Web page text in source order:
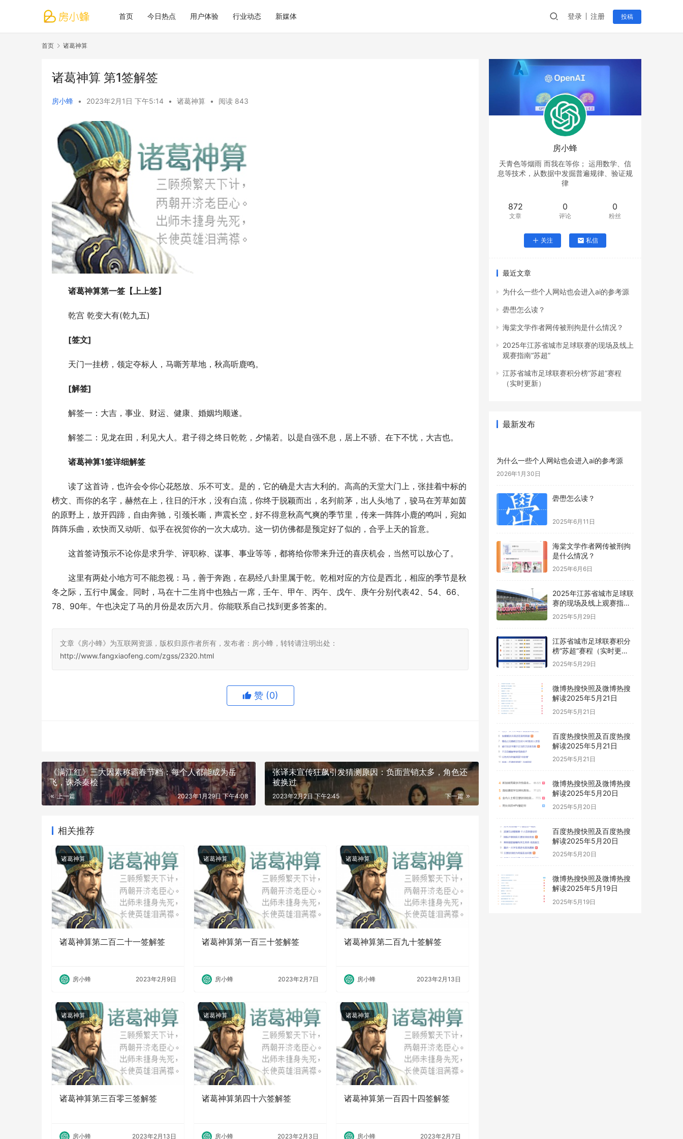
首页 今日热点 用户体验 行业动态 新媒体 登录 注册 投稿
首页 诸葛神算
诸葛神算 第1签解签
房小蜂 • 2023年2月1日 下午5:14 • 诸葛神算 • 阅读 843
诸葛神算第一签【上上签】
乾宫 乾变大有(乾九五)
[签文]
天门一挂榜，领定夺标人，马嘶芳草地，秋高听鹿鸣。
[解签]
解签一：大吉，事业、财运、健康、婚姻均顺遂。
解签二：见龙在田，利见大人。君子得之终日乾乾，夕愓若。以是自强不息，居上不骄、在下不忧，大吉也。
诸葛神算1签详细解签
读了这首诗，也许会令你心花怒放、乐不可支。是的，它的确是大吉大利的。高高的天堂大门上，张挂着中标的
榜文、而你的名字，赫然在上，往日的汗水，没有白流，你终于脱颖而出，名列前茅，出人头地了，骏马在芳草如茵
的原野上，放开四蹄，自由奔驰，引颈长嘶，声震长空，好不得意秋高气爽的季节里，传来一阵阵小鹿的鸣叫，宛如
阵阵乐曲，欢快而又动听、似乎在祝贺你的一次大成功。这一切仿佛都是预定好了似的，合乎上天的旨意。
这首签诗预示不论你是求升学、评职称、谋事、事业等等，都将给你带来升迁的喜庆机会，当然可以放心了。
这里有两处小地方可不能忽视：马，善于奔跑，在易经八卦里属于乾。乾相对应的方位是西北，相应的季节是秋
冬之际，五行中属金。同时，马在十二生肖中也独占一席，壬午、甲午、丙午、戊午、庚午分别代表42、54、66、
78、90年。午也决定了马的月份是农历六月。你能联系自己找到更多答案的。
文章《房小蜂》为互联网资源，版权归原作者所有，发布者：房小蜂，转转请注明出处：
http://www.fangxiaofeng.com/zgss/2320.html
赞 (0)
《满江红》三大因素称霸春节档：每个人都能成为岳
飞，诛杀秦桧
上一篇 2023年1月29日 下午4:08
张译未宣传狂飙引发猜测原因：负面营销太多，角色还
被换过
下一篇
2023年2月2日 下午2:45
相关推荐
诸葛神算
诸葛神算第二百二十一签解签
房小蜂 2023年2月9日
诸葛神算
诸葛神算第一百三十签解签
房小蜂 2023年2月7日
诸葛神算
诸葛神算第二百九十签解签
房小蜂 2023年2月13日
诸葛神算
诸葛神算第三百零三签解签
房小蜂 2023年2月13日
诸葛神算
诸葛神算第四十六签解签
房小蜂 2023年2月3日
诸葛神算
诸葛神算第一百四十四签解签
房小蜂 2023年2月7日
房小蜂
天青色等烟雨 而我在等你； 运用数学、信
息等技术，从数据中发掘普遍规律、验证规
律
872
文章
0
评论
0
粉丝
关注 私信
最近文章
为什么一些个人网站也会进入ai的参考源
礐嶨怎么读？
海棠文学作者网传被刑拘是什么情况？
2025年江苏省城市足球联赛的现场及线上
观赛指南“苏超”
江苏省城市足球联赛积分榜“苏超”赛程
（实时更新）
最新发布
为什么一些个人网站也会进入ai的参考源
2026年1月30日
礐嶨怎么读？
2025年6月11日
海棠文学作者网传被刑拘
是什么情况？
2025年6月6日
2025年江苏省城市足球联
赛的现场及线上观赛指南
“苏超”
2025年5月29日
江苏省城市足球联赛积分
榜“苏超”赛程（实时更
新）
2025年5月29日
微博热搜快照及微博热搜
解读2025年5月21日
2025年5月21日
百度热搜快照及百度热搜
解读2025年5月21日
2025年5月21日
微博热搜快照及微博热搜
解读2025年5月20日
2025年5月20日
百度热搜快照及百度热搜
解读2025年5月20日
2025年5月20日
微博热搜快照及微博热搜
解读2025年5月19日
2025年5月19日